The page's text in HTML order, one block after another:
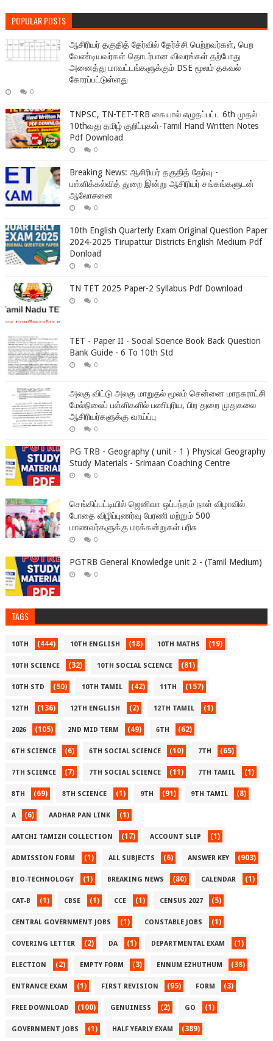
POPULAR POSTS
ஆசிரியர் தகுதித் தேர்வில் தேர்ச்சி பெற்றவர்கள், பெற
வேண்டியவர்கள் தொடர்பான விவரங்கள் தற்போது
அனைத்து மாவட்டங்களுக்கும் DSE மூலம் தகவல்
கோரப்பட்டுள்ளது
0
TNPSC, TN-TET-TRB கையால் எழுதப்பட்ட 6th முதல்
10thவது தமிழ் குறிப்புகள்-Tamil Hand Written Notes
Pdf Download
0
Breaking News: ஆசிரியர் தகுதித் தேர்வு -
பள்ளிக்கல்வித் துறை இன்று ஆசிரியர் சங்கங்களுடன்
ஆலோசனை
0
10th English Quarterly Exam Original Question Paper
2024-2025 Tirupattur Districts English Medium Pdf
Donload
0
TN TET 2025 Paper-2 Syllabus Pdf Download
0
TET - Paper II - Social Science Book Back Question
Bank Guide - 6 To 10th Std
0
அலகு விட்டு அலகு மாறுதல் மூலம் சென்னை மாநகராட்சி
மேல்நிலைப் பள்ளிகளில் பணிபுரிய, பிற துறை முதுகலை
ஆசிரியர்களுக்கு வாய்ப்பு
0
PG TRB - Geography ( unit - 1 ) Physical Geography
Study Materials - Srimaan Coaching Centre
0
செங்கிப்பட்டியில் ஜெனிவா ஒப்பந்தம் நாள் விழாவில்
போதை விழிப்புணர்வு பேரணி மற்றும் 500
மாணவர்களுக்கு மரக்கன்றுகள் பரிசு
0
PGTRB General Knowledge unit 2 - (Tamil Medium)
0
TAGS
10TH (444) 10TH ENGLISH (18) 10TH MATHS (19)
10TH SCIENCE (32) 10TH SOCIAL SCIENCE (81)
10TH STD (50) 10TH TAMIL (42) 11TH (157)
12TH (136) 12TH ENGLISH (2) 12TH TAMIL (1)
2026 (105) 2ND MID TERM (49) 6TH (62)
6TH SCIENCE (6) 6TH SOCIAL SCIENCE (10) 7TH (65)
7TH SCIENCE (7) 7TH SOCIAL SCIENCE (11) 7TH TAMIL (1)
8TH (69) 8TH SCIENCE (1) 9TH (91) 9TH TAMIL (8)
A (6) AADHAR PAN LINK (1)
AATCHI TAMIZH COLLECTION (17) ACCOUNT SLIP (1)
ADMISSION FORM (1) ALL SUBJECTS (6) ANSWER KEY (903)
BIO-TECHNOLOGY (1) BREAKING NEWS (80) CALENDAR (1)
CAT-B (1) CBSE (1) CCE (1) CENSUS 2027 (5)
CENTRAL GOVERNMENT JOBS (1) CONSTABLE JOBS (1)
COVERING LETTER (2) DA (1) DEPARTMENTAL EXAM (1)
ELECTION (2) EMPTY FORM (3) ENNUM EZHUTHUM (38)
ENTRANCE EXAM (1) FIRST REVISION (95) FORM (3)
FREE DOWNLOAD (100) GENUINESS (2) GO (1)
GOVERNMENT JOBS (1) HALF YEARLY EXAM (389)